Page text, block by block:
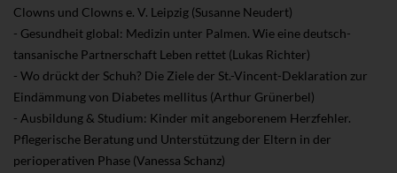
Clowns und Clowns e. V. Leipzig (Susanne Neudert)
- Gesundheit global: Medizin unter Palmen. Wie eine deutsch-
tansanische Partnerschaft Leben rettet (Lukas Richter)
- Wo drückt der Schuh? Die Ziele der St.-Vincent-Deklaration zur
Eindämmung von Diabetes mellitus (Arthur Grünerbel)
- Ausbildung & Studium: Kinder mit angeborenem Herzfehler.
Pflegerische Beratung und Unterstützung der Eltern in der
perioperativen Phase (Vanessa Schanz)